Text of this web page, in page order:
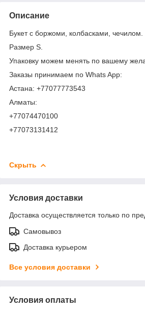
Описание
Букет с боржоми, колбасками, чечилом.
Размер S.
Упаковку можем менять по вашему
Заказы принимаем по Whats App:
Астана: +77077773543
Алматы:
+77074470100
+77073131412
Скрыть
Условия доставки
Доставка осуществляется только по
Самовывоз
Доставка курьером
Все условия доставки
Условия оплаты